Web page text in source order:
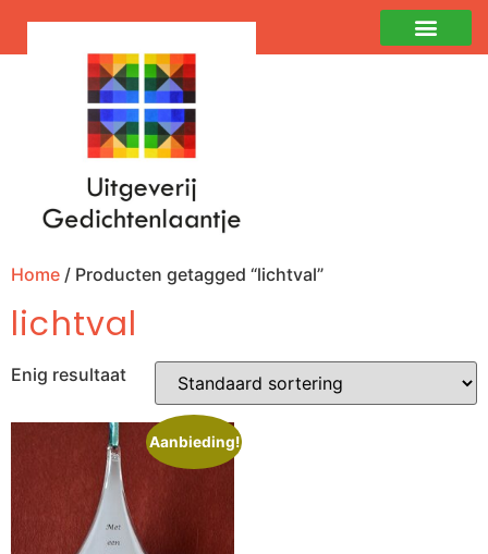
Home / Producten getagged “lichtval”
lichtval
Enig resultaat
Aanbieding!